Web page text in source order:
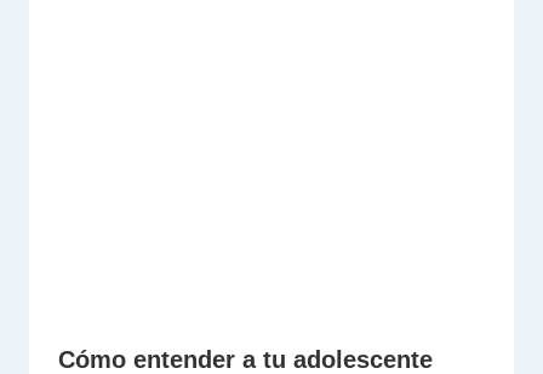
Cómo entender a tu adolescente